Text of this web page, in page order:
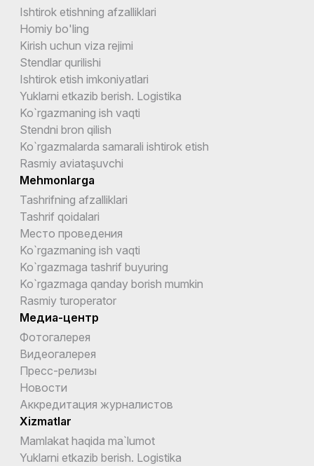
Ishtirok etishning afzalliklari
Homiy bo'ling
Kirish uchun viza rejimi
Stendlar qurilishi
Ishtirok etish imkoniyatlari
Yuklarni etkazib berish. Logistika
Ko`rgazmaning ish vaqti
Stendni bron qilish
Ko`rgazmalarda samarali ishtirok etish
Rasmiy aviataşuvchi
Mehmonlarga
Tashrifning afzalliklari
Tashrif qoidalari
Место проведения
Ko`rgazmaning ish vaqti
Ko`rgazmaga tashrif buyuring
Ko`rgazmaga qanday borish mumkin
Rasmiy turoperator
Медиа-центр
Фотогалерея
Видеогалерея
Пресс-релизы
Новости
Аккредитация журналистов
Xizmatlar
Mamlakat haqida ma`lumot
Yuklarni etkazib berish. Logistika